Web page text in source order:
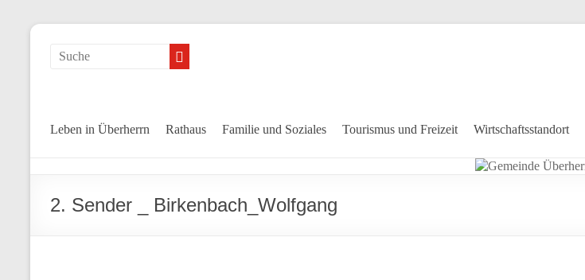
Search
Leben in Überherrn Rathaus Familie und Soziales Tourismus und Freizeit Wirtschaftsstandort
2. Sender _ Birkenbach_Wolfgang